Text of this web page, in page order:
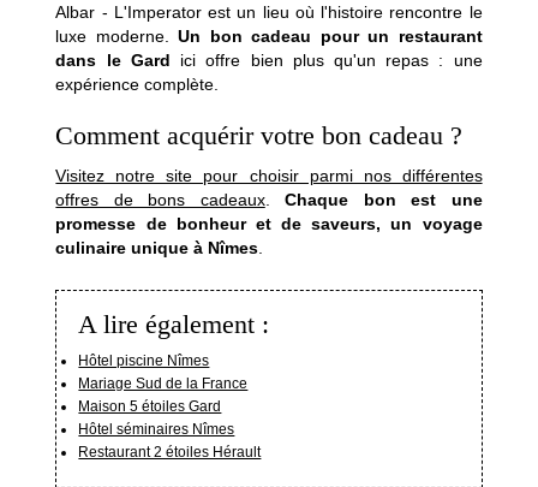
Albar - L'Imperator est un lieu où l'histoire rencontre le
luxe moderne.Un bon cadeau pour un restaurant
dans le Gard
ici offre bien plus qu'un repas : une
expérience complète.
Comment acquérir votre bon cadeau ?
Visitez notre site pour choisir parmi nos différentes
offres de bons cadeaux.Chaque bon est une
promesse de bonheur et de saveurs, un voyage
culinaire unique à Nîmes.
A lire également :
Hôtel piscine Nîmes
Mariage Sud de la France
Maison 5 étoiles Gard
Hôtel séminaires Nîmes
Restaurant 2 étoiles Hérault
Español
English
中国
Bar Hemingway
Saison estivale
Feria des Vendanges ♫
Offres
Famille
Services & loisirs
Engagements
Contact & Accès